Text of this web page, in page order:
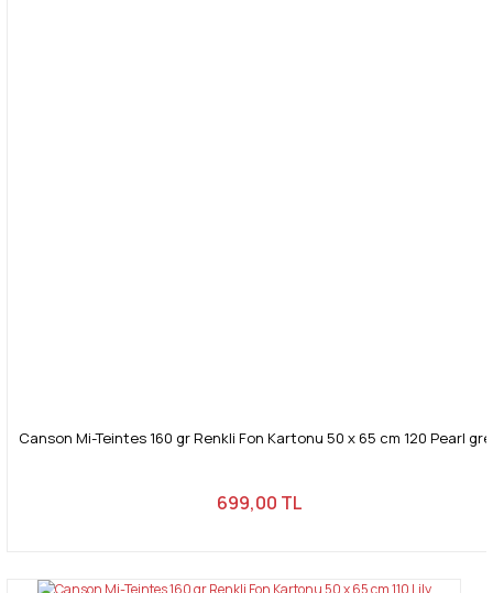
Canson Mi-Teintes 160 gr Renkli Fon Kartonu 50 x 65 cm 120 Pearl
699,00 TL